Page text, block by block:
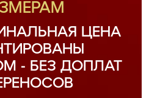
ЦЕНА
- БЕЗ ДОПЛАТ